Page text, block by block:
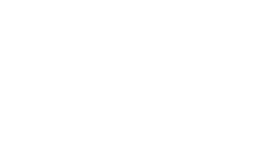
gemeinsamen Verantwortung bewusst, das Unternehmen nicht
innen und außen haben. Sozial- und Umweltfaktoren haben
Ich als Geschäftsführer muss die entsprechenden
und berücksichtigen.